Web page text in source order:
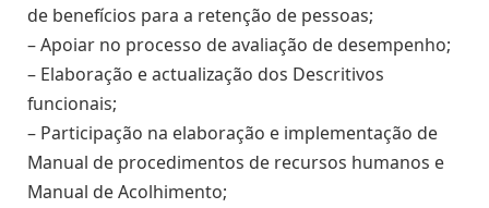
de benefícios para a retenção de pessoas;
– Apoiar no processo de avaliação de desempenho;
– Elaboração e actualização dos Descritivos
funcionais;
– Participação na elaboração e implementação de
Manual de procedimentos de recursos humanos e
Manual de Acolhimento;